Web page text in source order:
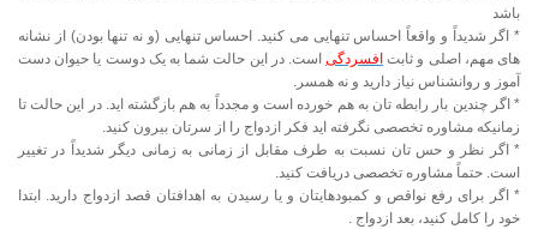
باشد
* اگر شدیداً و واقعاً‌ احساس تنهایی می کنید. احساس تنهایی (و نه تنها بودن) از نشانه
های مهم، اصلی و ثابت افسردگیاست. در این حالت شما به یک دوست یا حیوان دست
آموز و روانشناس نیاز دارید و نه همسر.
* اگر چندین بار رابطه تان به هم خورده است و مجدداً به هم بازگشته اید. در این حالت تا
زمانیکه مشاوره تخصصی نگرفته اید فکر ازدواج را از سرتان بیرون کنید.
* اگر نظر و حس تان نسبت به طرف مقابل از زمانی به زمانی دیگر شدیداً در تغییر
است. حتماً مشاوره تخصصی دریافت کنید.
* اگر برای رفع نواقص و کمبودهایتان و یا رسیدن به اهدافتان قصد ازدواج دارید. ابتدا
خود را کامل کنید،‌ بعد ازدواج .